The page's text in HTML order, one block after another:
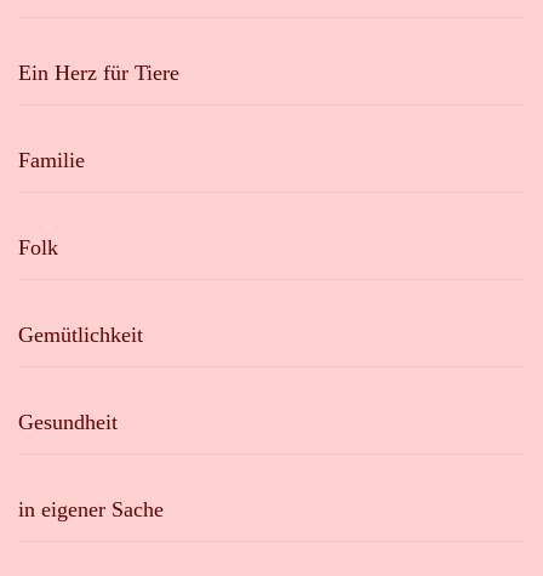
Ein Herz für Tiere
Familie
Folk
Gemütlichkeit
Gesundheit
in eigener Sache